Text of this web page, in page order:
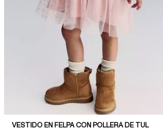
VESTIDO EN FELPA CON POLLERA DE TUL